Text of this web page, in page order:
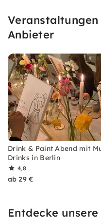
einfach
werden.
Veranstaltungen
Anbieter
Drink & Paint Abend mit
Drinks in Berlin
4,8
ab 29 €
Entdecke